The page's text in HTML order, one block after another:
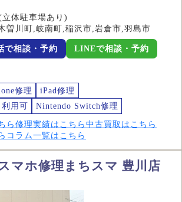
立体駐車場あり)
曽川町,岐南町,稲沢市,岩倉市,羽島市
で相談・予約 LINEで相談・予約
修理
iPad修理
用可
Nintendo Switch修理
ら 修理実績はこちら 中古買取はこちら
コラム一覧はこちら
マホ修理まちスマ 豊川店